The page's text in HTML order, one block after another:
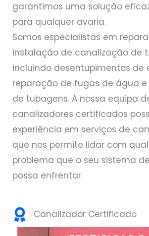
garantimos uma solução
para qualquer avaria.
Somos especialistas em
instalação de canalização de
incluindo desentupimentos de
reparação de fugas de água
de tubagens. A nossa equipa
canalizadores certificados
experiência em serviços de
que nos permite lidar com
problema que o seu sistema
possa enfrentar.
Canalizador Certificado